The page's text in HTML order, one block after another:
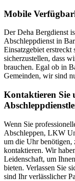
Mobile
Der Deha Bergdienst
Abschleppdienst in
Einsatzgebiet
sicherzustellen, dass
brauchen. Egal ob in
Gemeinden, wir sind
Kontaktieren Sie
Wenn Sie
Abschleppen, LKW
um die Uhr benötigen,
kontaktieren. Wir
Leidenschaft, um
bieten. Verlassen Sie
sind Ihr verlässlicher